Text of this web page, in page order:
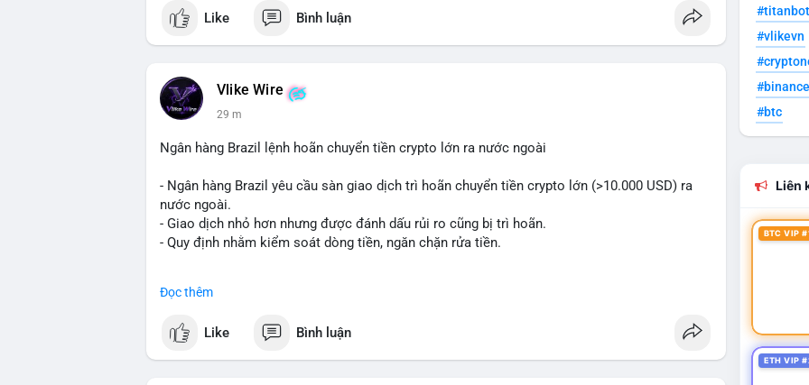
#buyverifiedstripeaccounts #stripeaccounts #paymentgateway
Like Bình luận
Vlike Wire
29 m
Ngân hàng Brazil lệnh hoãn chuyển tiền crypto lớn ra nước ngoài
- Ngân hàng Brazil yêu cầu sàn giao dịch trì hoãn chuyển tiền crypto lớn (>10.000 USD) ra
nước ngoài.
- Giao dịch nhỏ hơn nhưng được đánh dấu rủi ro cũng bị trì hoãn.
- Quy định nhằm kiểm soát dòng tiền, ngăn chặn rửa tiền.
#vlikevn #titanbot
Đọc thêm
Like Bình luận
#titanbot
#vlikevn
#btc
Liên
BTC VIP
ETH VIP